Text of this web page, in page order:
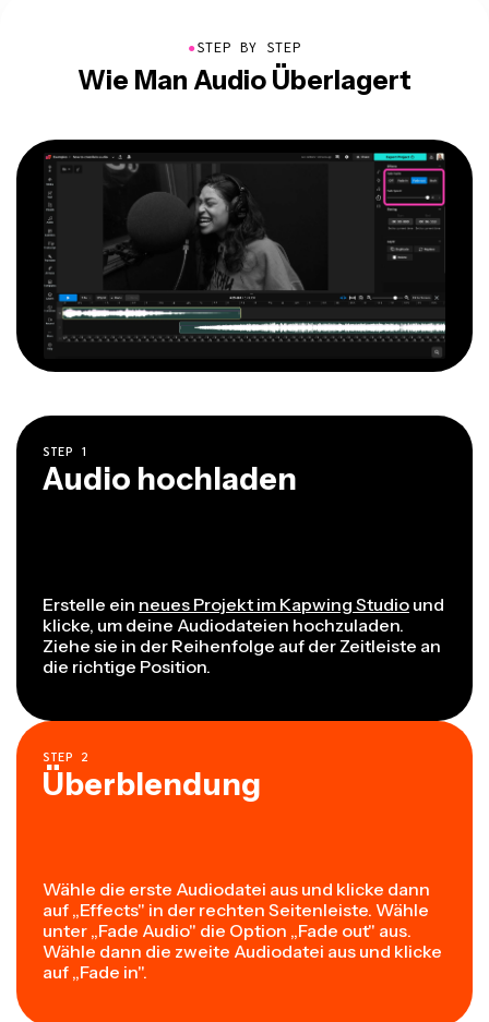
●STEP BY STEP
Wie Man Audio Überlagert
STEP 1
Audio hochladen
Erstelle ein neues Projekt im Kapwing Studio und
klicke, um deine Audiodateien hochzuladen.
Ziehe sie in der Reihenfolge auf der Zeitleiste an
die richtige Position.
STEP 2
Überblendung
Wähle die erste Audiodatei aus und klicke dann
auf „Effects" in der rechten Seitenleiste. Wähle
unter „Fade Audio" die Option „Fade out" aus.
Wähle dann die zweite Audiodatei aus und klicke
auf „Fade in".